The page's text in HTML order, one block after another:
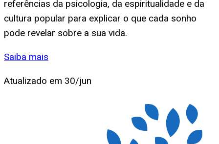
referências da psicologia, da espiritualidade e da
cultura popular para explicar o que cada sonho
pode revelar sobre a sua vida.
Saiba mais
Atualizado em 30/jun